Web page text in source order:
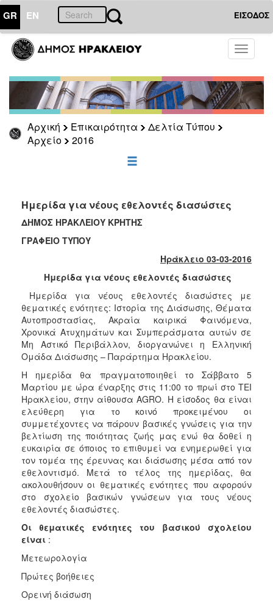
GR EN ΕΙΣΟΔΟΣ
Toggle
Αρχική Επικαιρότητα
Δελτία Τύπου
Αρχείο
2016
ΕΠΙΚΑΙΡΟΤΗΤΑ
Τύπου
Αρχείο
2026
2025
2021
2020
2019
2017
2016
2015
2013
2012
2011
2010
2006
ΔΗΜΟΤΗΣ
ΕΠΙΣΚΕΠΤΗΣ
ΗΡΑΚΛΕΙΟ
Ημερίδα για νέους εθελοντές διασώστες
ΔΗΜΟΣ ΗΡΑΚΛΕΙΟΥ ΚΡΗΤΗΣ
ΓΡΑΦΕΙΟ ΤΥΠΟΥ
Ηράκλειο 03-03-2016
Ημερίδα για νέους εθελοντές διασώστες
Ημερίδα για νέους εθελοντές διασώστες με
θεματικές ενότητες: Ιστορία της Διάσωσης, Θέματα
Αυτοπροστασίας, Ακραία καιρικά Φαινόμενα,
Χρονικά Ατυχημάτων και Συμπεράσματα αυτών σε
Μη Αστικό Περιβάλλον, διοργανώνει η Ελληνική
Ομάδα Διάσωσης – Παράρτημα Ηρακλείου.
Η ημερίδα θα πραγματοποιηθεί το Σάββατο 5
Μαρτίου με ώρα έναρξης στις 11:00 το πρωί στο ΤΕΙ
Ηρακλείου, στην αίθουσα AGRO. Η είσοδος θα είναι
ελεύθερη για το κοινό προκειμένου οι
συμμετέχοντες να πάρουν βασικές γνώσεις για την
βελτίωση της ποιότητας ζωής μας ενώ θα δοθεί η
ευκαιρία σε όποιος το επιθυμεί να ενημερωθεί για
τον τομέα της έρευνας και διάσωσης μέσα από τον
εθελοντισμό. Μετά το τέλος της ημερίδας, θα
ακολουθήσουν οι θεματικές ενότητες που αφορούν
στο σχολείο βασικών γνώσεων για τους νέους
εθελοντές διασώστες.
Οι θεματικές ενότητες του βασικού σχολείου
είναι :
Μετεωρολογία
Πρώτες βοήθειες
Ορεινή διάσωση